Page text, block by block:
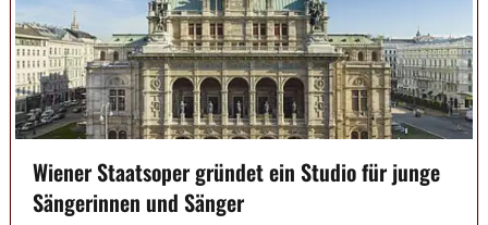
Wiener Staatsoper gründet ein Studio für junge
Sängerinnen und Sänger